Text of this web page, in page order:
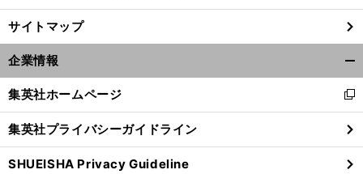
サイトマップ
企業情報
閉
る
集英社ホームページ
新
し
い
ウ
ィ
集英社プライバシーガイドライン
SHUEISHA Privacy Guideline